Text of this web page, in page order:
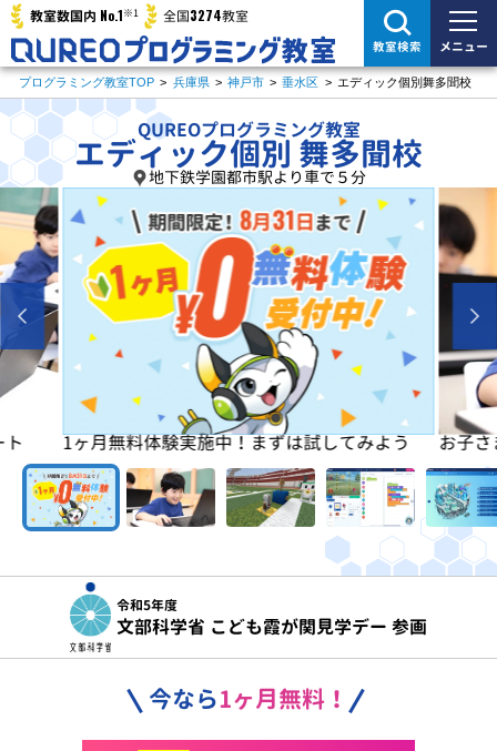
教室数国内 No.1※1 全国3274教室
教室検索 メニュー
プログラミング教室TOP > 兵庫県 > 神戸市 > 垂水区 > エディック個別舞多聞校
QUREOプログラミング教室
エディック個別 舞多聞校
地下鉄学園都市駅より車で５分
う お子さまの「楽しい」を学びの原動力に！ 初め
令和5年度
文部科学省 こども霞が関見学デー 参画
今なら1ヶ月無料！